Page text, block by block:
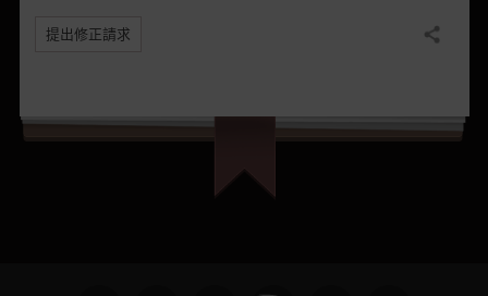
提出修正請求 分享